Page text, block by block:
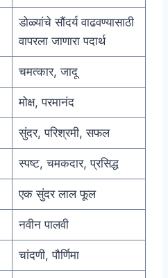
डोळ्यांचे सौंदर्य वाढवण्यासाठी
वापरला जाणारा पदार्थ
चमत्कार, जादू
मोक्ष, परमानंद
सुंदर, परिश्रमी, सफल
स्पष्ट, चमकदार, प्रसिद्ध
एक सुंदर लाल फूल
नवीन पालवी
चांदणी, पौर्णिमा